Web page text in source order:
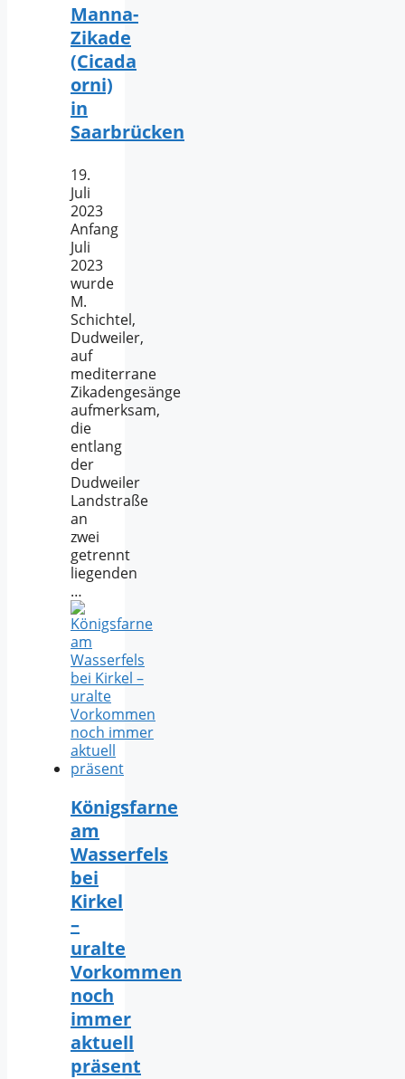
Manna-
Zikade
(Cicada
orni)
in
Saarbrücken
19.
Juli
2023
Anfang
Juli
2023
wurde
M.
Schichtel,
Dudweiler,
auf
mediterrane
Zikadengesänge
aufmerksam,
die
entlang
der
Dudweiler
Landstraße
an
zwei
getrennt
liegenden
…
Königsfarne
am
Wasserfels
bei
Kirkel
–
uralte
Vorkommen
noch
immer
aktuell
präsent